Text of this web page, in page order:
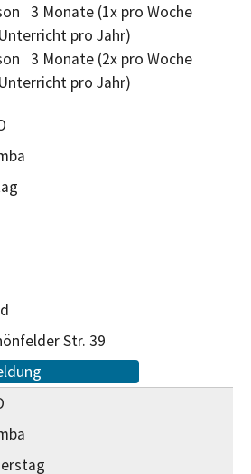
3 Monate (1x pro Woche
pro Jahr)
3 Monate (2x pro Woche
pro Jahr)
Str. 39